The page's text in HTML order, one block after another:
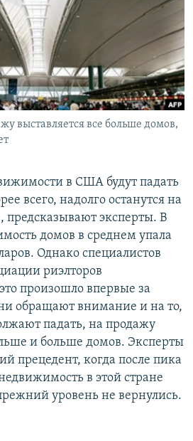
выставляется все больше домов,
в США будут падать
всего, надолго останутся на
предсказывают эксперты. В
домов в среднем упала
Однако специалистов
риэлторов
произошло впервые за
обращают внимание и на то,
падать, на продажу
и больше домов. Эксперты
прецедент, когда после пика
в этой стране
уровень не вернулись.